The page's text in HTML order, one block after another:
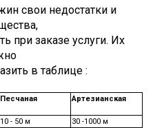
свои недостатки и
при заказе услуги. Их
в таблице :
Песчаная Артезианская
10 - 50 м
30 -1000 м